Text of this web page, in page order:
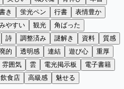
き 蛍光ペン 行書
表情豊か
やすい 観光
角ばった
詩 調整済み 謎解き 資料
質感
的 透明感 連結 遊び心
重厚
雰囲気 雲 電光掲示板
電子書籍
飲食店 高級感 魅せる